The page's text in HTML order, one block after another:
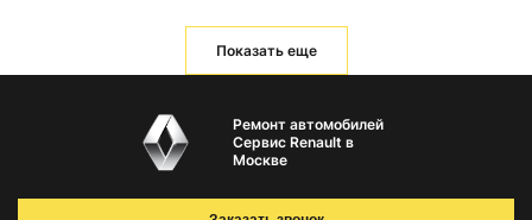
Показать еще
Ремонт автомобилей
Сервис Renault в
Москве